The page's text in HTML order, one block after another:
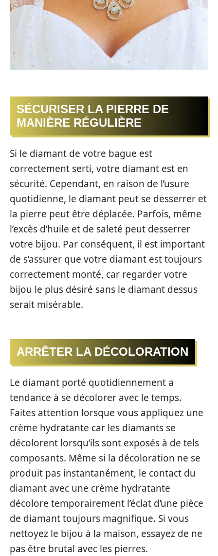
SÉCURISER LA PIERRE DE
MANIÈRE RÉGULIÈRE
Si le diamant de votre bague est
correctement serti, votre diamant est en
sécurité. Cependant, en raison de l’usure
quotidienne, le diamant peut se desserrer et
la pierre peut être déplacée. Parfois, même
l’excès d’huile et de saleté peut desserrer
votre bijou. Par conséquent, il est important
de s’assurer que votre diamant est toujours
correctement monté, car regarder votre
bijou le plus désiré sans le diamant dessus
serait misérable.
ARRÊTER LA DÉCOLORATION
Le diamant porté quotidiennement a
tendance à se décolorer avec le temps.
Faites attention lorsque vous appliquez une
crème hydratante car les diamants se
décolorent lorsqu’ils sont exposés à de tels
composants. Même si la décoloration ne se
produit pas instantanément, le contact du
diamant avec une crème hydratante
décolore temporairement l’éclat d’une pièce
de diamant toujours magnifique. Si vous
nettoyez le bijou à la maison, essayez de ne
pas être brutal avec les pierres.